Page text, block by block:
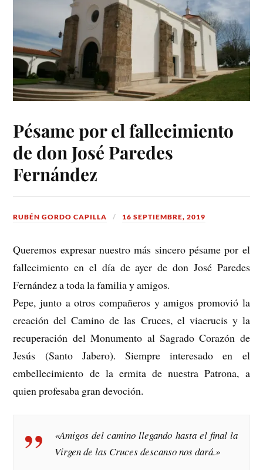
Pésame por el fallecimiento
de don José Paredes
Fernández
RUBÉN GORDO CAPILLA 16 SEPTIEMBRE, 2019
Queremos expresar nuestro más sincero pésame por el
fallecimiento en el día de ayer de don José Paredes
Fernández a toda la familia y amigos.
Pepe, junto a otros compañeros y amigos promovió la
creación del Camino de las Cruces, el viacrucis y la
recuperación del Monumento al Sagrado Corazón de
Jesús (Santo Jabero). Siempre interesado en el
embellecimiento de la ermita de nuestra Patrona, a
quien profesaba gran devoción.
«Amigos del camino llegando hasta el final la
Virgen de las Cruces descanso nos dará.»